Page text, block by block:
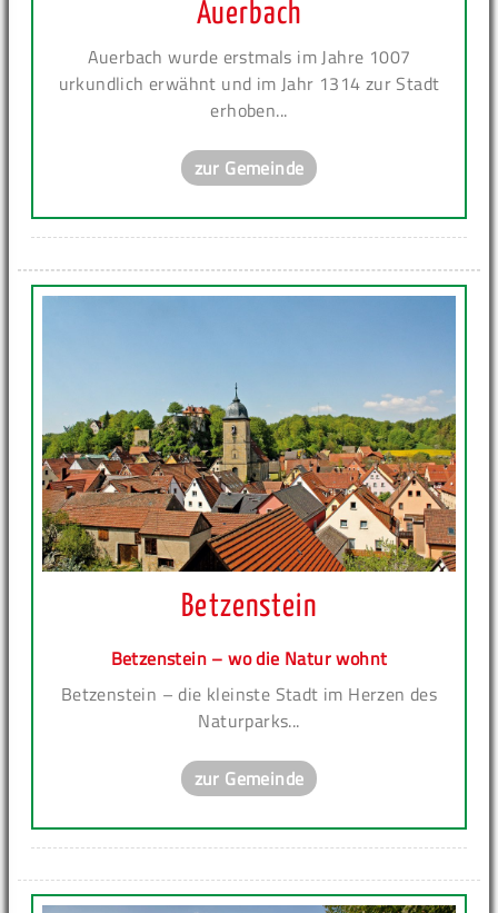
Auerbach
Auerbach wurde erstmals im Jahre 1007
urkundlich erwähnt und im Jahr 1314 zur Stadt
erhoben...
zur Gemeinde
Betzenstein
Betzenstein – wo die Natur wohnt
Betzenstein – die kleinste Stadt im Herzen des
Naturparks...
zur Gemeinde